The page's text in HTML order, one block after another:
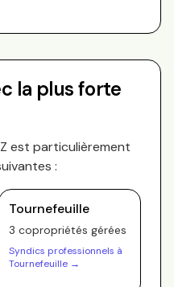
la plus forte
est particulièrement
:
Tournefeuille
3 copropriétés gérées
Syndics professionnels à
Tournefeuille →